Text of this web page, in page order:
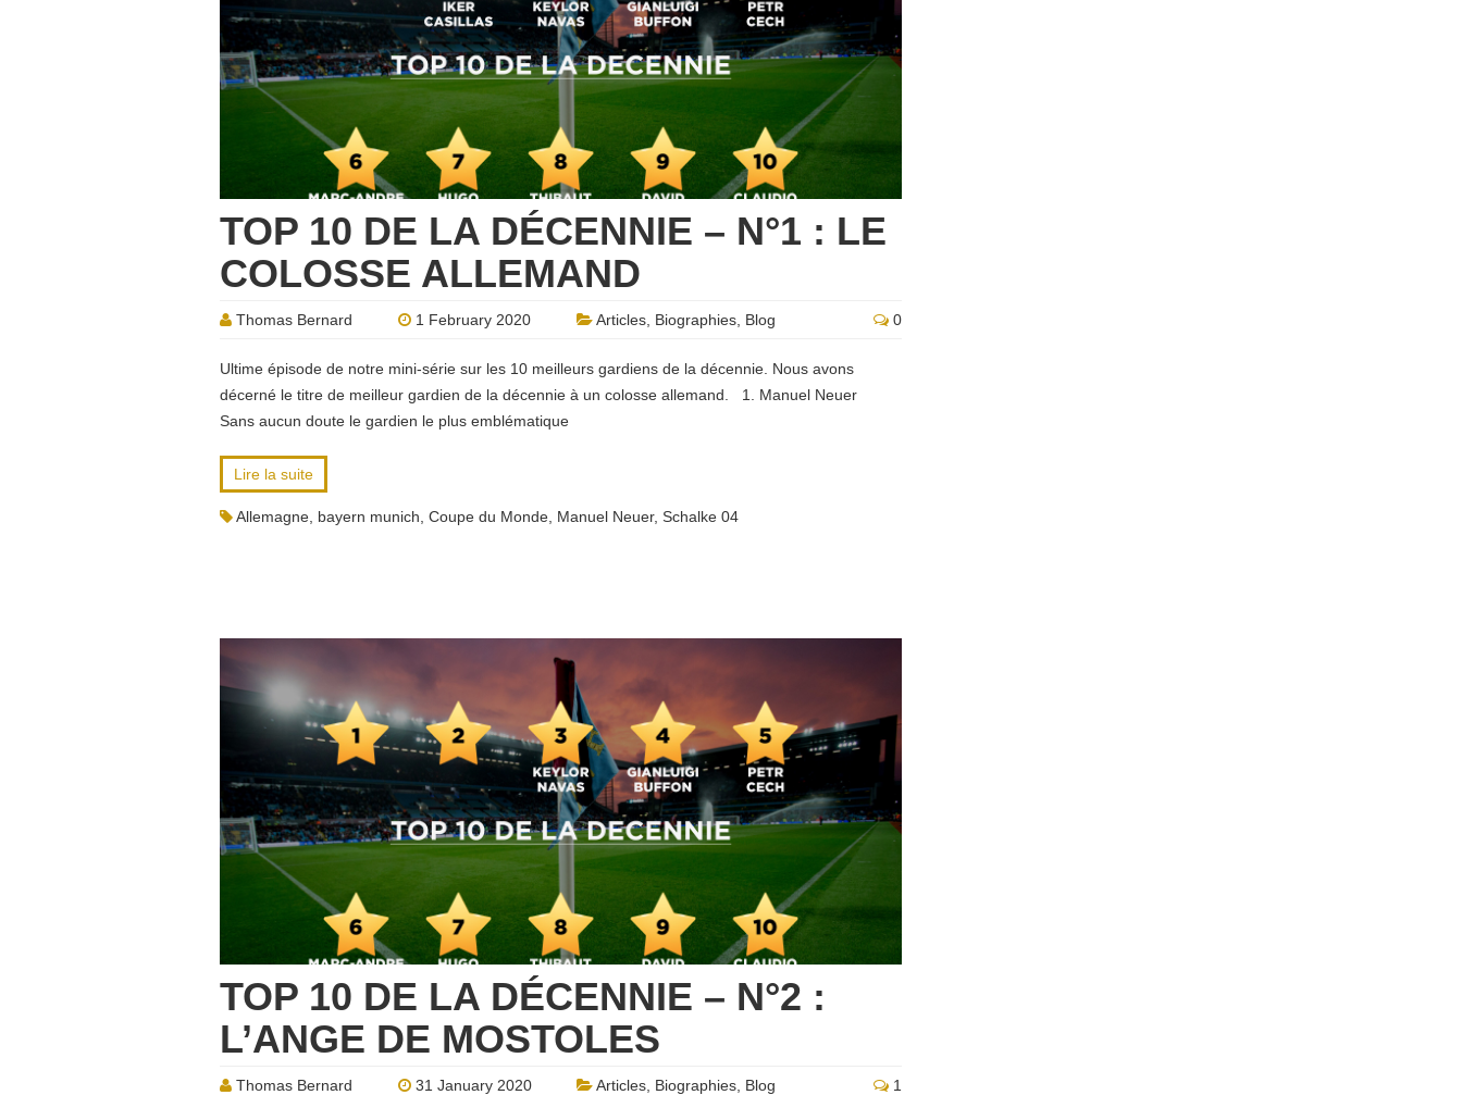
TOP 10 DE LA DÉCENNIE – N°1 : LE
COLOSSE ALLEMAND
Thomas Bernard 1 February 2020 Articles Biographies Blog 0
Ultime épisode de notre mini-série sur les 10 meilleurs gardiens de la décennie. Nous avons
décerné le titre de meilleur gardien de la décennie à un colosse allemand. 1. Manuel Neuer
Sans aucun doute le gardien le plus emblématique
Lire la suite
Allemagne bayern munich Coupe du Monde Manuel Neuer, Schalke 04
TOP 10 DE LA DÉCENNIE – N°2 :
L’ANGE DE MOSTOLES
Thomas Bernard 31 January 2020 Articles Biographies Blog 1